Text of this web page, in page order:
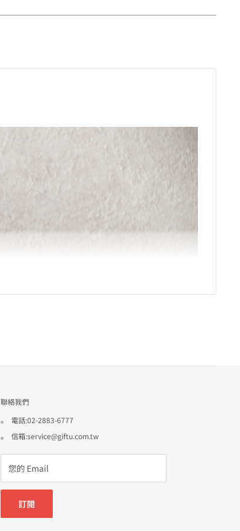
聯絡我們
電話:02-2883-6777
信箱:service@giftu.com.tw
您的 Email
訂閱